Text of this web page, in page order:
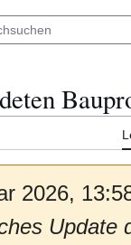
2026,
Update